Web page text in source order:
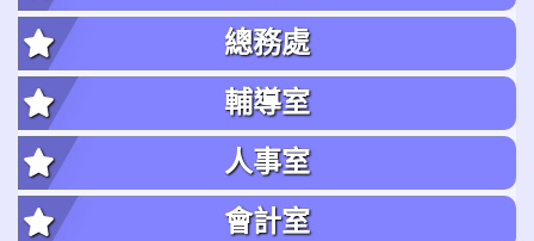
總務處
輔導室
人事室
會計室